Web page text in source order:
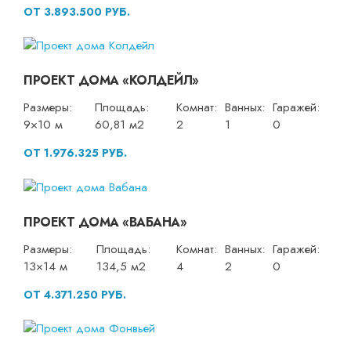
ОТ 3.893.500 РУБ.
ПРОЕКТ ДОМА «КОЛДЕЙЛ»
Размеры:
9×10 м
Площадь:
60,81 м2
Комнат:
2
Ванных:
1
Гаражей:
0
ОТ 1.976.325 РУБ.
ПРОЕКТ ДОМА «ВАБАНА»
Размеры:
13×14 м
Площадь:
134,5 м2
Комнат:
4
Ванных:
2
Гаражей:
0
ОТ 4.371.250 РУБ.